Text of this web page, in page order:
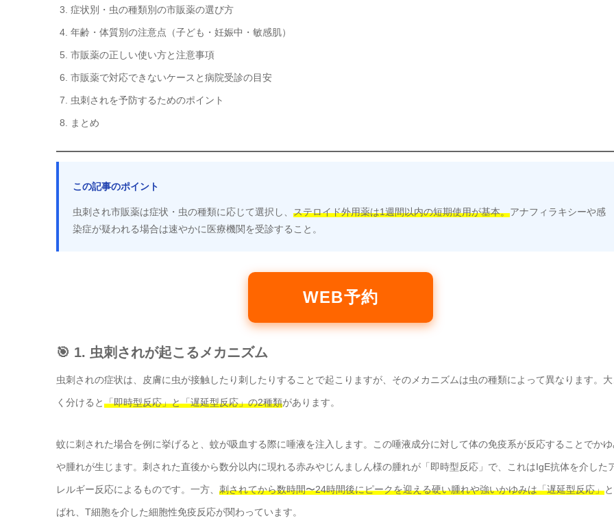
症状別・虫の種類別の市販薬の選び方
年齢・体質別の注意点（子ども・妊娠中・敏感肌）
市販薬の正しい使い方と注意事項
市販薬で対応できないケースと病院受診の目安
虫刺されを予防するためのポイント
まとめ
この記事のポイント
虫刺され市販薬は症状・虫の種類に応じて選択し、 ステロイド外用薬は1週間以内の短期使用が基本。アナフィラキシーや感
染症が疑われる場合は速やかに医療機関を受診すること。
WEB予約
🎯 1. 虫刺されが起こるメカニズム
虫刺されの症状は、皮膚に虫が接触したり刺したりすることで起こりますが、そのメカニズムは虫の種類によって異なります。大
く分けると「即時型反応」と「遅延型反応」の2種類があります。
蚊に刺された場合を例に挙げると、蚊が吸血する際に唾液を注入します。この唾液成分に対して体の免疫系が反応することでかゆ
や腫れが生じます。刺された直後から数分以内に現れる赤みやじんましん様の腫れが「即時型反応」で、これはIgE抗体を介した
レルギー反応によるものです。一方、 刺されてから数時間〜24時間後にピークを迎える硬い腫れや強いかゆみは「遅延型反応」
ばれ、T細胞を介した細胞性免疫反応が関わっています。